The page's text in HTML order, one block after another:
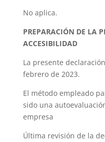
No aplica.
PREPARACIÓN DE LA
ACCESIBILIDAD
La presente
febrero de 2023.
El método empleado
sido una
empresa
Última revisión de la